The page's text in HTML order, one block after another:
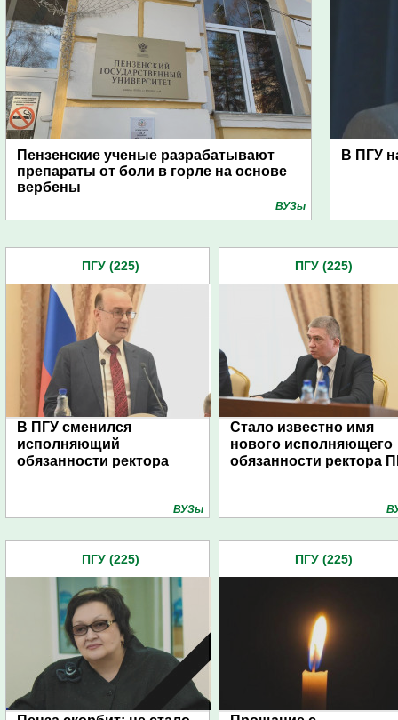
Пензенские ученые разрабатывают
препараты от боли в горле на основе
вербены
ВУЗы
В ПГУ
ПГУ (225)
В ПГУ сменился
исполняющий
обязанности ректора
ВУЗы
ПГУ (225)
Стало известно имя
нового исполняющего
обязанности ректора
ПГУ (225) ПГУ (225)